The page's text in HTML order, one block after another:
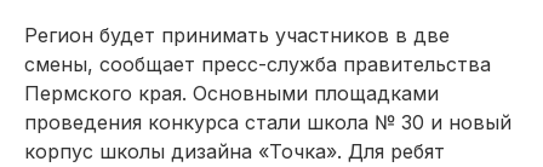
Регион будет принимать участников в две
смены, сообщает пресс-служба правительства
Пермского края. Основными площадками
проведения конкурса стали школа № 30 и новый
корпус школы дизайна «Точка». Для ребят